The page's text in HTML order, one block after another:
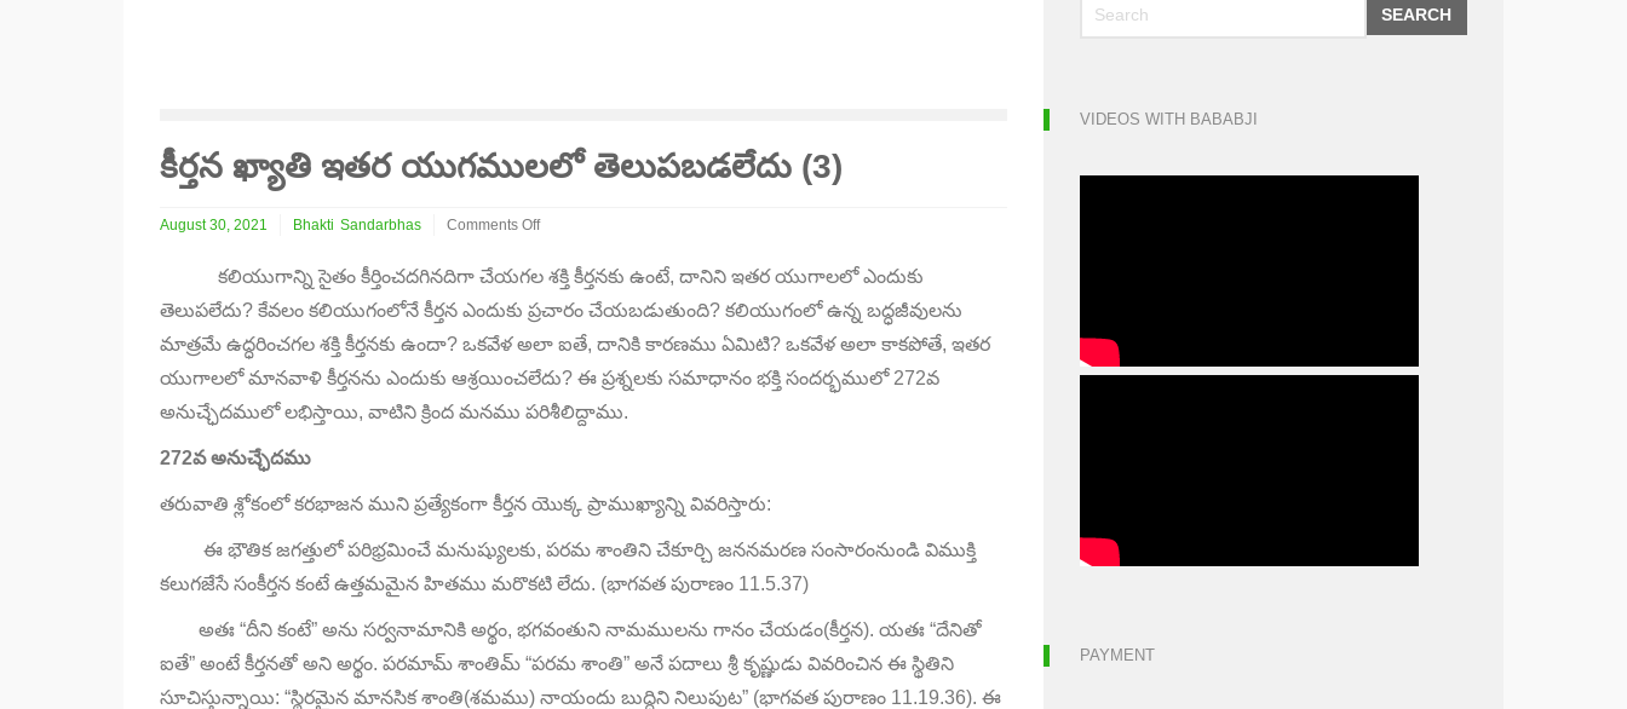
కీర్తన ఖ్యాతి ఇతర యుగములలో తెలుపబడలేదు (3)
August 30, 2021 Bhakti Sandarbhas
Comments Off
కీర్తన
ఇతర
యుగములలో
తెలుపబడలేదు
(3)
కలియుగాన్ని సైతం కీర్తించదగినదిగా చేయగల శక్తి కీర్తనకు ఉంటే, దానిని ఇతర యుగాలలో ఎందుకు
తెలుపలేదు? కేవలం కలియుగంలోనే కీర్తన ఎందుకు ప్రచారం చేయబడుతుంది? కలియుగంలో ఉన్న బద్ధజీవులను
మాత్రమే ఉద్ధరించగల శక్తి కీర్తనకు ఉందా? ఒకవేళ అలా ఐతే, దానికి కారణము ఏమిటి? ఒకవేళ అలా కాకపోతే, ఇతర
యుగాలలో మానవాళి కీర్తనను ఎందుకు ఆశ్రయించలేదు? ఈ ప్రశ్నలకు సమాధానం భక్తి సందర్భములో 272వ
అనుచ్ఛేదములో లభిస్తాయి, వాటిని క్రింద మనము పరిశీలిద్దాము.
272వ అనుచ్ఛేదము
తరువాతి శ్లోకంలో కరభాజన ముని ప్రత్యేకంగా కీర్తన యొక్క ప్రాముఖ్యాన్ని వివరిస్తారు:
ఈ భౌతిక జగత్తులో పరిభ్రమించే మనుష్యులకు, పరమ శాంతిని చేకూర్చి జననమరణ సంసారంనుండి విముక్తి
కలుగజేసే సంకీర్తన కంటే ఉత్తమమైన హితము మరొకటి లేదు. (భాగవత పురాణం 11.5.37)
అతః “దీని కంటే” అను సర్వనామానికి అర్థం, భగవంతుని నామములను గానం చేయడం(కీర్తన). యతః “దేనితో
ఐతే” అంటే కీర్తనతో అని అర్థం. పరమామ్ శాంతిమ్ “పరమ శాంతి” అనే పదాలు శ్రీ కృష్ణుడు వివరించిన ఈ స్థితిని
సూచిస్తున్నాయి: “స్థిరమైన మానసిక శాంతి(శమము) నాయందు బుద్ధిని నిలుపుట” (భాగవత పురాణం 11.19.36). ఈ
SEARCH
VIDEOS WITH BABABJI
PAYMENT